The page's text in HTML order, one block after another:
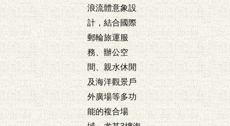
浪流體意象設
計，結合國際
郵輪旅運服
務、辦公空
間、親水休閒
及海洋觀景戶
外廣場等多功
能的複合場